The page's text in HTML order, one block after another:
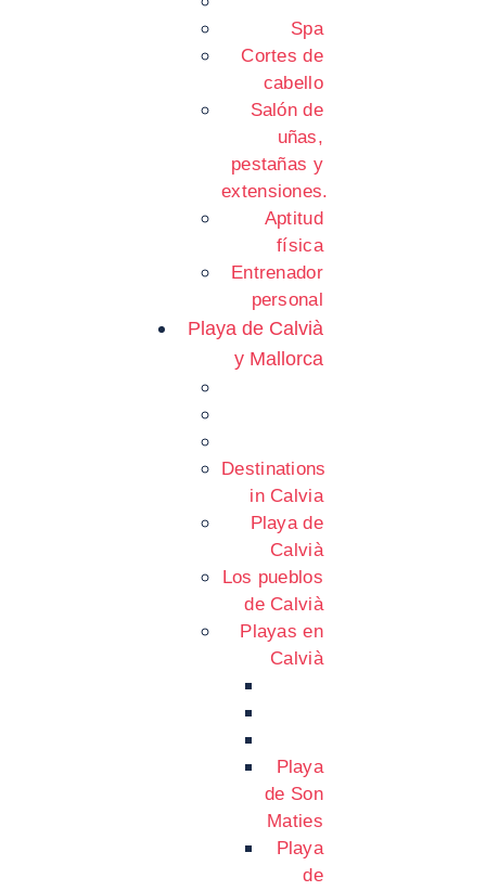
Spa
Cortes de
cabello
Salón de
uñas,
pestañas y
extensiones.
Aptitud
física
Entrenador
personal
Playa de Calvià
y Mallorca
Destinations
in Calvia
Playa de
Calvià
Los pueblos
de Calvià
Playas en
Calvià
Playa
de Son
Maties
Playa
de